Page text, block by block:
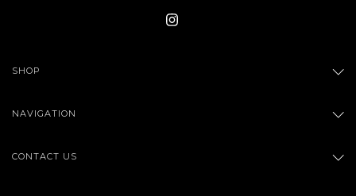
SHOP
NAVIGATION
CONTACT US